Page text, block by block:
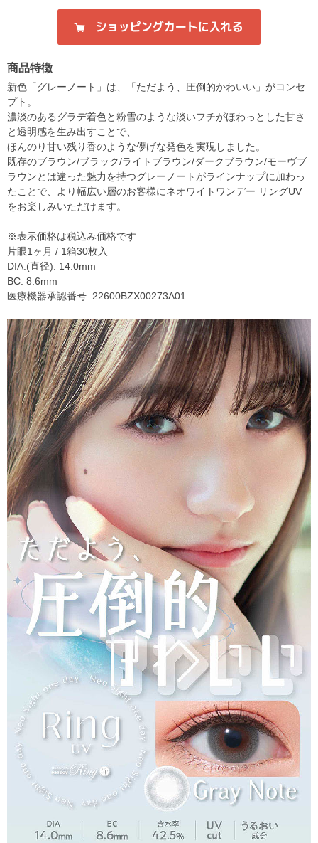
商品特徴
新色「グレーノート」は、「ただよう、圧倒的かわいい」がコンセ
プト。
濃淡のあるグラデ着色と粉雪のような淡いフチがほわっとした甘さ
と透明感を生み出すことで、
ほんのり甘い残り香のような儚げな発色を実現しました。
既存のブラウン/ブラック/ライトブラウン/ダークブラウン/モーヴブ
ラウンとは違った魅力を持つグレーノートがラインナップに加わっ
たことで、より幅広い層のお客様にネオワイトワンデー リングUV
をお楽しみいただけます。
※表示価格は税込み価格です
片眼1ヶ月 / 1箱30枚入
DIA:(直径): 14.0mm
BC: 8.6mm
医療機器承認番号: 22600BZX00273A01